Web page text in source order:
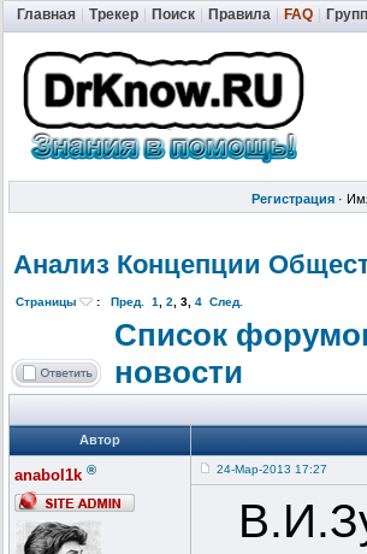
Главная Трекер Поиск Правила FAQ
Регистрация ·
Анализ Концепции
Страницы : Пред. 1, 2, 3, 4 След.
Список
новости
Автор
anabol1k ® 24-Мар-2013 17:27